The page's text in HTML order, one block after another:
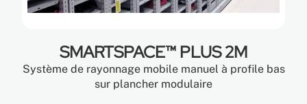
SMARTSPACE™ PLUS 2M
Système de rayonnage mobile manuel à profile bas
sur plancher modulaire